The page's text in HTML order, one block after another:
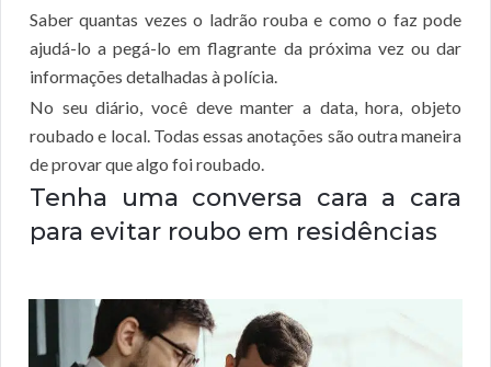
Saber quantas vezes o ladrão rouba e como o faz pode
ajudá-lo a pegá-lo em flagrante da próxima vez ou dar
informações detalhadas à polícia.
No seu diário, você deve manter a data, hora, objeto
roubado e local. Todas essas anotações são outra maneira
de provar que algo foi roubado.
Tenha uma conversa cara a cara
para evitar roubo em residências